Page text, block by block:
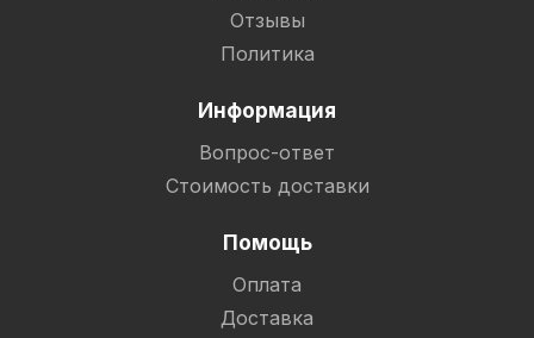
Отзывы
Политика
Информация
Вопрос-ответ
Стоимость доставки
Помощь
Оплата
Доставка